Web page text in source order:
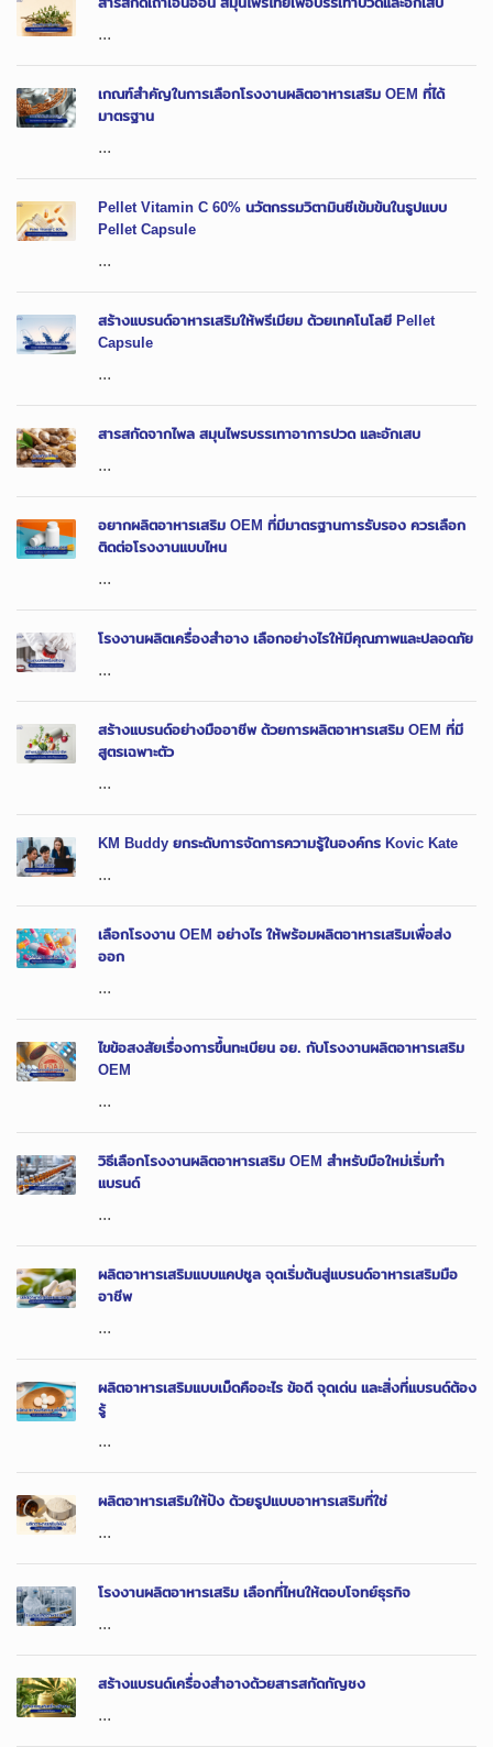
...
เกณฑ์สำคัญในการเลือกโรงงานผลิตอาหารเสริม OEM ที่ได้
มาตรฐาน
...
Pellet Vitamin C 60% นวัตกรรมวิตามินซีเข้มข้นในรูปแบบ
Pellet Capsule
...
สร้างแบรนด์อาหารเสริมให้พรีเมียม ด้วยเทคโนโลยี Pellet
Capsule
...
สารสกัดจากไพล สมุนไพรบรรเทาอาการปวด และอักเสบ
...
อยากผลิตอาหารเสริม OEM ที่มีมาตรฐานการรับรอง ควรเลือก
ติดต่อโรงงานแบบไหน
...
โรงงานผลิตเครื่องสำอาง เลือกอย่างไรให้มีคุณภาพและปลอดภัย
...
สร้างแบรนด์อย่างมืออาชีพ ด้วยการผลิตอาหารเสริม OEM ที่มี
สูตรเฉพาะตัว
...
KM Buddy ยกระดับการจัดการความรู้ในองค์กร Kovic Kate
...
เลือกโรงงาน OEM อย่างไร ให้พร้อมผลิตอาหารเสริมเพื่อส่ง
ออก
...
ไขข้อสงสัยเรื่องการขึ้นทะเบียน อย. กับโรงงานผลิตอาหารเสริม
OEM
...
วิธีเลือกโรงงานผลิตอาหารเสริม OEM สำหรับมือใหม่เริ่มทำ
แบรนด์
...
ผลิตอาหารเสริมแบบแคปซูล จุดเริ่มต้นสู่แบรนด์อาหารเสริมมือ
อาชีพ
...
ผลิตอาหารเสริมแบบเม็ดคืออะไร ข้อดี จุดเด่น และสิ่งที่แบรนด์ต้อง
รู้
...
ผลิตอาหารเสริมให้ปัง ด้วยรูปแบบอาหารเสริมที่ใช่
...
โรงงานผลิตอาหารเสริม เลือกที่ไหนให้ตอบโจทย์ธุรกิจ
...
สร้างแบรนด์เครื่องสำอางด้วยสารสกัดกัญชง
...